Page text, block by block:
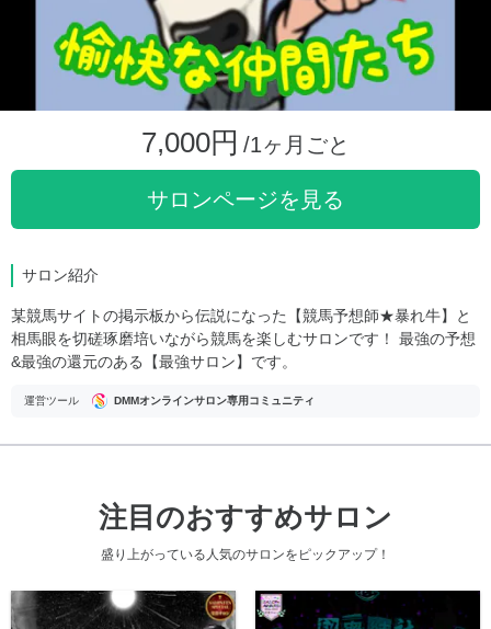
7,000円 /1ヶ月ごと
サロンページを見る
サロン紹介
某競馬サイトの掲示板から伝説になった【競馬予想師★暴れ牛】と
相馬眼を切磋琢磨培いながら競馬を楽しむサロンです！ 最強の予想
&最強の還元のある【最強サロン】です。
運営ツール DMMオンラインサロン専用コミュニティ
注目のおすすめサロン
盛り上がっている人気のサロンをピックアップ！